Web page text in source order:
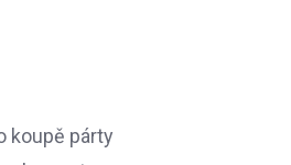
koupě párty